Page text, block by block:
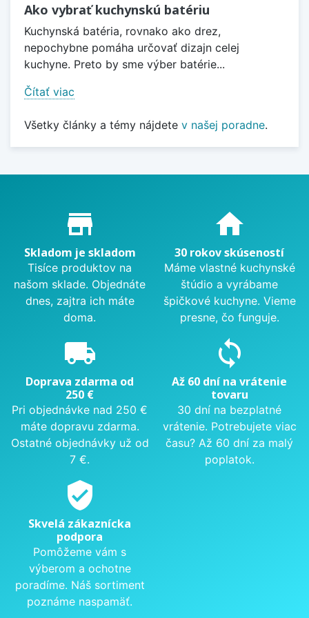
Ako vybrať kuchynskú batériu
Kuchynská batéria, rovnako ako drez,
nepochybne pomáha určovať dizajn celej
kuchyne. Preto by sme výber batérie...
Čítať viac
Všetky články a témy nájdete v našej poradne.
Proč nakupovat u nás?
store_mall_directory
Skladom je skladom
Tisíce produktov na
našom sklade. Objednáte
dnes, zajtra ich máte
doma.
home
30 rokov skúseností
Máme vlastné kuchynské
štúdio a vyrábame
špičkové kuchyne. Vieme
presne, čo funguje.
local_shipping
Doprava zdarma od
250 €
Pri objednávke nad 250 €
máte dopravu zdarma.
Ostatné objednávky už od
7 €.
sync
Až 60 dní na vrátenie
tovaru
30 dní na bezplatné
vrátenie. Potrebujete viac
času? Až 60 dní za malý
poplatok.
verified_user
Skvelá zákaznícka
podpora
Pomôžeme vám s
výberom a ochotne
poradíme. Náš sortiment
poznáme naspamäť.